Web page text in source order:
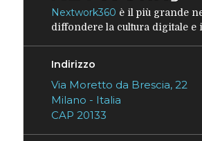
Nextwork360 è il più grande
diffondere la cultura digitale
Indirizzo
Via Moretto da Brescia, 22
Milano - Italia
CAP 20133